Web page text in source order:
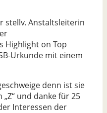
stellv. Anstaltsleiterin
Highlight on Top
Urkunde mit einem
denn ist sie
und danke für 25
Interessen der